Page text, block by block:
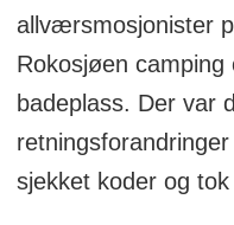
allværsmosjonister
Rokosjøen camping
badeplass. Der var
sjekket koder og